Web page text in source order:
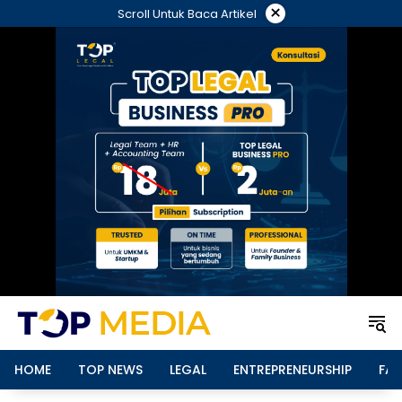
ke
Scroll Untuk Baca Artikel ×
HOME TOP NEWS LEGAL ENTREPRENEURSHIP